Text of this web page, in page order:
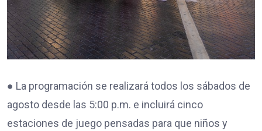
● La programación se realizará todos los sábados de
agosto desde las 5:00 p.m. e incluirá cinco
estaciones de juego pensadas para que niños y